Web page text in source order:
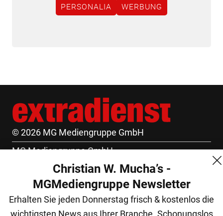
PERSONALIA
WERBUNG
© 2026 MG Mediengruppe GmbH
MG Mediengruppe GmbH
Burgring 1/7
1010 Wien
+43 (1) 522 14 14
Christian W. Mucha’s -
MGMediengruppe Newsletter
Erhalten Sie jeden Donnerstag frisch & kostenlos die
wichtigsten News aus Ihrer Branche. Schonungslos